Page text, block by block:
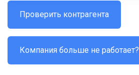
Проверить контрагента
Компания больше не работает?